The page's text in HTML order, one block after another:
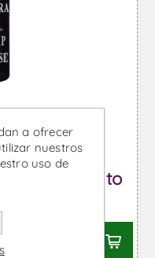
- Vino Tinto
a ofrecer
nuestros
uso de